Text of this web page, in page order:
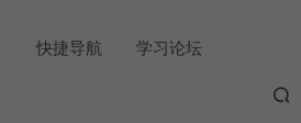
快捷导航 学习论坛